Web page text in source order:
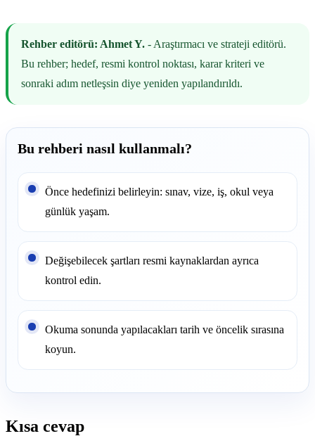
Rehber editörü: Ahmet Y. - Araştırmacı ve strateji editörü.
Bu rehber; hedef, resmi kontrol noktası, karar kriteri ve
sonraki adım netleşsin diye yeniden yapılandırıldı.
Bu rehberi nasıl kullanmalı?
Önce hedefinizi belirleyin: sınav, vize, iş, okul veya
günlük yaşam.
Değişebilecek şartları resmi kaynaklardan ayrıca
kontrol edin.
Okuma sonunda yapılacakları tarih ve öncelik sırasına
koyun.
Kısa cevap